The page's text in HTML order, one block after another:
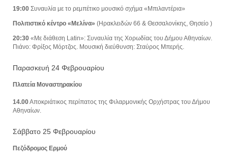
19:00 Συναυλία με το ρεμπέτικο μουσικό σχήμα «Μπιλαντέρια»
Πολιτιστικό κέντρο «Μελίνα» (Ηρακλειδών 66 & Θεσσαλονίκης, Θησείο )
20:30 «Με διάθεση Latin»: Συναυλία της Χορωδίας του Δήμου Αθηναίων.
Πιάνο: Φρίξος Μόρτζος. Μουσική διεύθυνση: Σταύρος Μπερής.
Παρασκευή 24 Φεβρουαρίου
Πλατεία Μοναστηρακίου
14.00Αποκριάτικος περίπατος της Φιλαρμονικής Ορχήστρας του Δήμου
Αθηναίων.
Σάββατο 25 Φεβρουαρίου
Πεζόδρομος Ερμού